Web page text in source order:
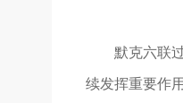
默克六联过
续发挥重要作